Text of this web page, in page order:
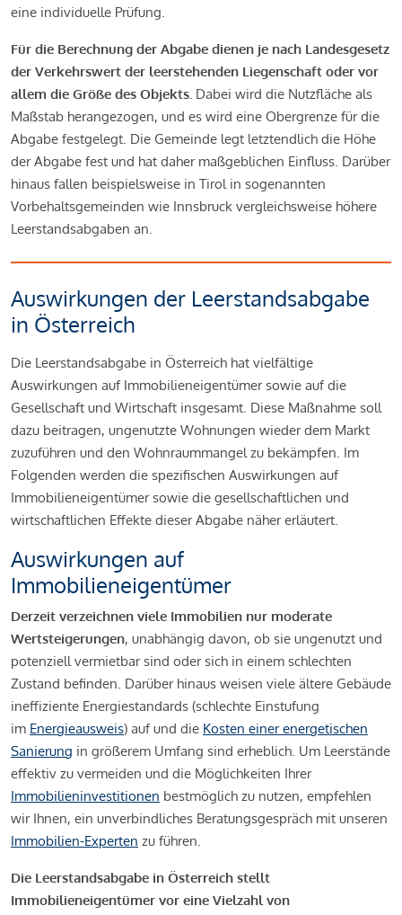
eine individuelle Prüfung.
Für die Berechnung der Abgabe dienen je nach Landesgesetz
der Verkehrswert der leerstehenden Liegenschaft oder vor
allem die Größe des Objekts. Dabei wird die Nutzfläche als
Maßstab herangezogen, und es wird eine Obergrenze für die
Abgabe festgelegt. Die Gemeinde legt letztendlich die Höhe
der Abgabe fest und hat daher maßgeblichen Einfluss. Darüber
hinaus fallen beispielsweise in Tirol in sogenannten
Vorbehaltsgemeinden wie Innsbruck vergleichsweise höhere
Leerstandsabgaben an.
Auswirkungen der Leerstandsabgabe
in Österreich
Die Leerstandsabgabe in Österreich hat vielfältige
Auswirkungen auf Immobilieneigentümer sowie auf die
Gesellschaft und Wirtschaft insgesamt. Diese Maßnahme soll
dazu beitragen, ungenutzte Wohnungen wieder dem Markt
zuzuführen und den Wohnraummangel zu bekämpfen. Im
Folgenden werden die spezifischen Auswirkungen auf
Immobilieneigentümer sowie die gesellschaftlichen und
wirtschaftlichen Effekte dieser Abgabe näher erläutert.
Auswirkungen auf
Immobilieneigentümer
Derzeit verzeichnen viele Immobilien nur moderate
Wertsteigerungen, unabhängig davon, ob sie ungenutzt und
potenziell vermietbar sind oder sich in einem schlechten
Zustand befinden. Darüber hinaus weisen viele ältere Gebäude
ineffiziente Energiestandards (schlechte Einstufung
im Energieausweis) auf und die Kosten einer energetischen
Sanierung in größerem Umfang sind erheblich. Um Leerstände
effektiv zu vermeiden und die Möglichkeiten Ihrer
Immobilieninvestitionen bestmöglich zu nutzen, empfehlen
wir Ihnen, ein unverbindliches Beratungsgespräch mit unseren
Immobilien-Experten zu führen.
Die Leerstandsabgabe in Österreich stellt
Immobilieneigentümer vor eine Vielzahl von